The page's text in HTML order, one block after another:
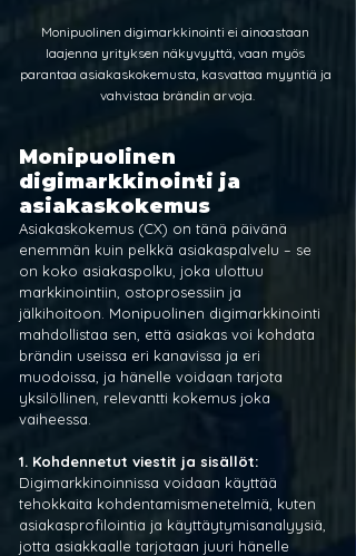
Monipuolinen digimarkkinointi ei ainoastaan
laajenna yrityksen näkyvyyttä, vaan myös
parantaa asiakaskokemusta, kasvattaa myyntiä ja
vahvistaa brändin arvoja.
Monipuolinen
digimarkkinointi ja
asiakaskokemus
Asiakaskokemus (CX) on tänä päivänä
enemmän kuin pelkkä asiakaspalvelu – se
on koko asiakaspolku, joka ulottuu
markkinointiin, ostoprosessiin ja
jälkihoitoon. Monipuolinen digimarkkinointi
mahdollistaa sen, että asiakas voi kohdata
brändin useissa eri kanavissa ja eri
muodoissa, ja hänelle voidaan tarjota
yksilöllinen, relevantti kokemus joka
vaiheessa.
1. Kohdennetut viestit ja sisällöt:
Digimarkkinoinnissa voidaan käyttää
tehokkaita kohdentamismenetelmiä, kuten
asiakasprofilointia ja käyttäytymisanalyysiä,
jotta asiakkaalle tarjotaan juuri hänelle